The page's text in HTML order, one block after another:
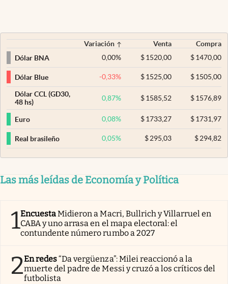
Variación Venta
Compra
Dólar BNA
0,00% $ 1520,00 $1470,00
Dólar Blue -0,33% $ 1525,00 $1505,00
Dólar CCL (GD30,
48 hs)
0,87% $ 1585,52 $1576,89
Euro 0,08% $ 1733,27 $1731,97
Real brasileño 0,05% $295,03 $294,82
Las más leídas de Economía y Política
1EncuestaMidieron a Macri, Bullrich y Villarruel en
CABA y uno arrasa en el mapa electoral: el
contundente número rumbo a 2027
2En redes“Da vergüenza”: Milei reaccionó a la
muerte del padre de Messi y cruzó a los críticos del
futbolista